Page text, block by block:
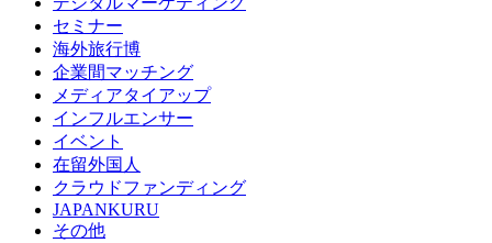
セミナー
海外旅行博
企業間マッチング
メディアタイアップ
インフルエンサー
イベント
在留外国人
クラウドファンディング
JAPANKURU
その他